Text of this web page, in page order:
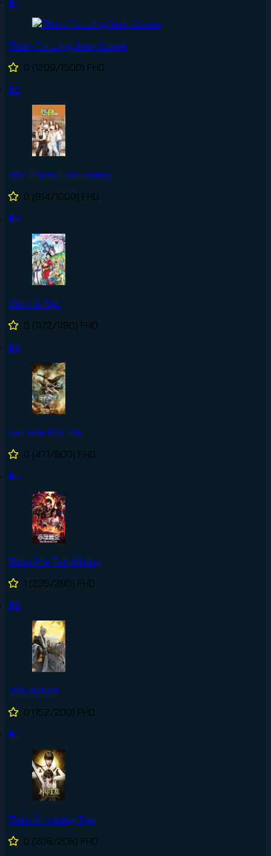
Thám Tử Lừng Danh Conan
0 (1209/1500) FHD
#2
Thử Thách Thần Tượng
0 (814/1000) FHD
#3
Đảo Hải Tặc
0 (1172/1190) FHD
#4
Vạn Giới Độc Tôn
0 (471/800) FHD
#5
Thôn Phệ Tinh Không
1 (235/280) FHD
#6
Tiên Nghịch
0 (152/200) FHD
#7
Thần Ấn Vương Tọa
0 (208/208) FHD